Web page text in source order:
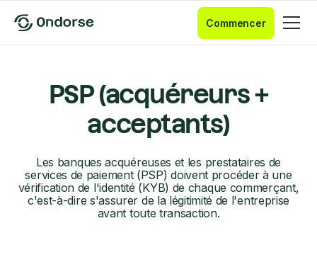
Commencer
PSP (acquéreurs +
acceptants)
Les banques acquéreuses et les prestataires de
services de paiement (PSP) doivent procéder à une
vérification de l'identité (KYB) de chaque commerçant,
c'est-à-dire s'assurer de la légitimité de l'entreprise
avant toute transaction.